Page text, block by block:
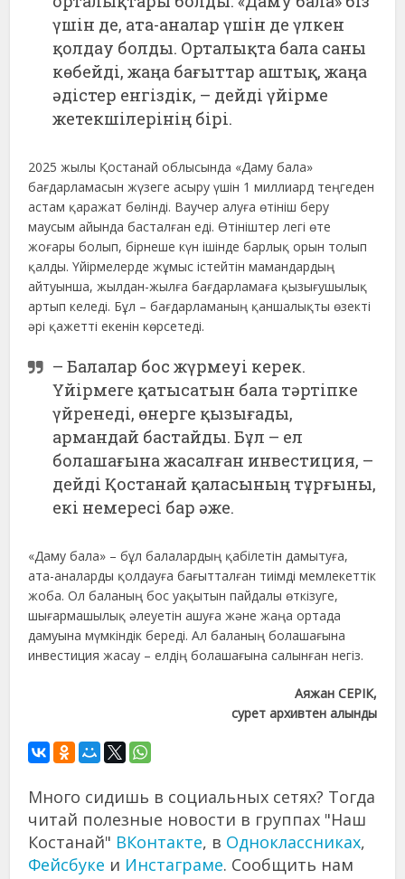
үшін де, ата-аналар үшін де үлкен
қолдау болды. Орталықта бала саны
көбейді, жаңа бағыттар аштық, жаңа
әдістер енгіздік, – дейді үйірме
жетекшілерінің бірі.
2025 жылы Қостанай облысында «Даму бала»
бағдарламасын жүзеге асыру үшін 1 миллиард теңгеден
астам қаражат бөлінді. Ваучер алуға өтініш беру
маусым айында басталған еді. Өтініштер легі өте
жоғары болып, бірнеше күн ішінде барлық орын толып
қалды. Үйірмелерде жұмыс істейтін мамандардың
айтуынша, жылдан-жылға бағдарламаға қызығушылық
артып келеді. Бұл – бағдарламаның қаншалықты өзекті
әрі қажетті екенін көрсетеді.
– Балалар бос жүрмеуі керек.
Үйірмеге қатысатын бала тәртіпке
үйренеді, өнерге қызығады,
армандай бастайды. Бұл – ел
болашағына жасалған инвестиция, –
дейді Қостанай қаласының тұрғыны,
екі немересі бар әже.
«Даму бала» – бұл балалардың қабілетін дамытуға,
ата-аналарды қолдауға бағытталған тиімді мемлекеттік
жоба. Ол баланың бос уақытын пайдалы өткізуге,
шығармашылық әлеуетін ашуға және жаңа ортада
дамуына мүмкіндік береді. Ал баланың болашағына
инвестиция жасау – елдің болашағына салынған негіз.
Аяжан СЕРІК,
сурет архивтен алынды
Много сидишь в социальных сетях? Тогда
читай полезные новости в группах "Наш
Костанай" ВКонтакте, в Одноклассниках,
Фейсбуке и Инстаграме. Сообщить нам